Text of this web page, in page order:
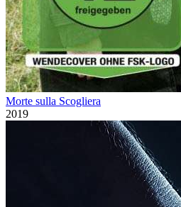
Morte sulla Scogliera
2019